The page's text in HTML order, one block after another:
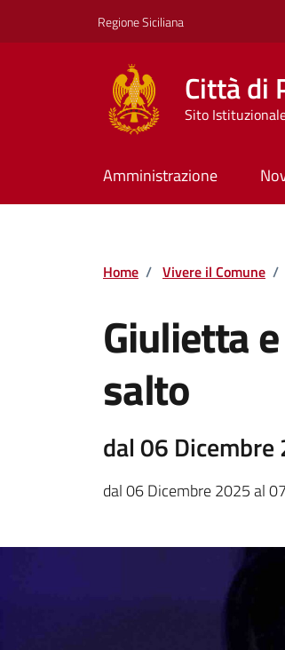
Regione Siciliana
Città di
Sito
Amministrazione
Home / Vivere il Comune /
Giulietta
salto
dal 06
dal 06 Dicembre 2025 al